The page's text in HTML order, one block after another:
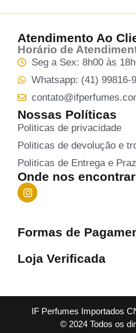
Atendimento Ao
Horário de
Seg a Sex: 8h00 às
Whatsapp: (41) 99816-
Nossas Políticas
Politicas de privacidade
Politicas de devolução e
Politicas de Entrega e
Onde nos
Formas de
Loja Verificada
IF Perfumes Importados
© 2024 Todos os